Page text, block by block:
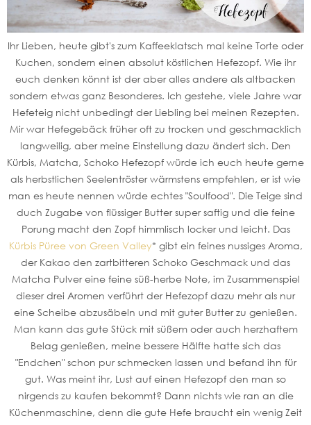
Ihr Lieben, heute gibt's zum Kaffeeklatsch mal keine Torte oder
Kuchen, sondern einen absolut köstlichen Hefezopf. Wie ihr
euch denken könnt ist der aber alles andere als altbacken
sondern etwas ganz Besonderes. Ich gestehe, viele Jahre war
Hefeteig nicht unbedingt der Liebling bei meinen Rezepten.
Mir war Hefegebäck früher oft zu trocken und geschmacklich
langweilig, aber meine Einstellung dazu ändert sich. Den
Kürbis, Matcha, Schoko Hefezopf würde ich euch heute gerne
als herbstlichen Seelentröster wärmstens empfehlen, er ist wie
man es heute nennen würde echtes "Soulfood". Die Teige sind
duch Zugabe von flüssiger Butter super saftig und die feine
Porung macht den Zopf himmlisch locker und leicht. Das
Kürbis Püree von Green Valley* gibt ein feines nussiges Aroma,
der Kakao den zartbitteren Schoko Geschmack und das
Matcha Pulver eine feine süß-herbe Note, im Zusammenspiel
dieser drei Aromen verführt der Hefezopf dazu mehr als nur
eine Scheibe abzusäbeln und mit guter Butter zu genießen.
Man kann das gute Stück mit süßem oder auch herzhaftem
Belag genießen, meine bessere Hälfte hatte sich das
"Endchen" schon pur schmecken lassen und befand ihn für
gut. Was meint ihr, Lust auf einen Hefezopf den man so
nirgends zu kaufen bekommt? Dann nichts wie ran an die
Küchenmaschine, denn die gute Hefe braucht ein wenig Zeit